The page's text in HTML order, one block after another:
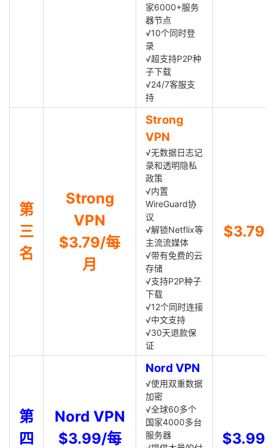
家6000+服务
器节点
√10个同时登
录
√超支持P2P种
子下载
√24/7客服支
持
第
三
名
Strong
VPN
$3.79/每
月
Strong
VPN
√无数据日志记
录和透明隐私
政策
√内置
WireGuard协
议
√解锁Netflix等
主流流媒体
√带有免费的云
存储
√支持P2P种子
下载
√12个同时连接
√中文支持
√30天退款保
证
$3.79
第
四
Nord VPN
$3.99/每
Nord VPN
√使用双重数据
加密
√全球60多个
国家4000多台
服务器
$3.99